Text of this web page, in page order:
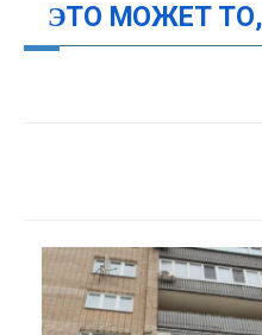
ЭТО МОЖЕТ